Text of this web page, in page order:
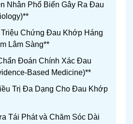
Nhân Phổ Biến Gây Ra Đau
Chứng Đau Khớp Háng
Lâm Sàng**
Đoán Chính Xác Đau
Based Medicine)**
Trị Đa Dạng Cho Đau Khớp
Tái Phát và Chăm Sóc Dài